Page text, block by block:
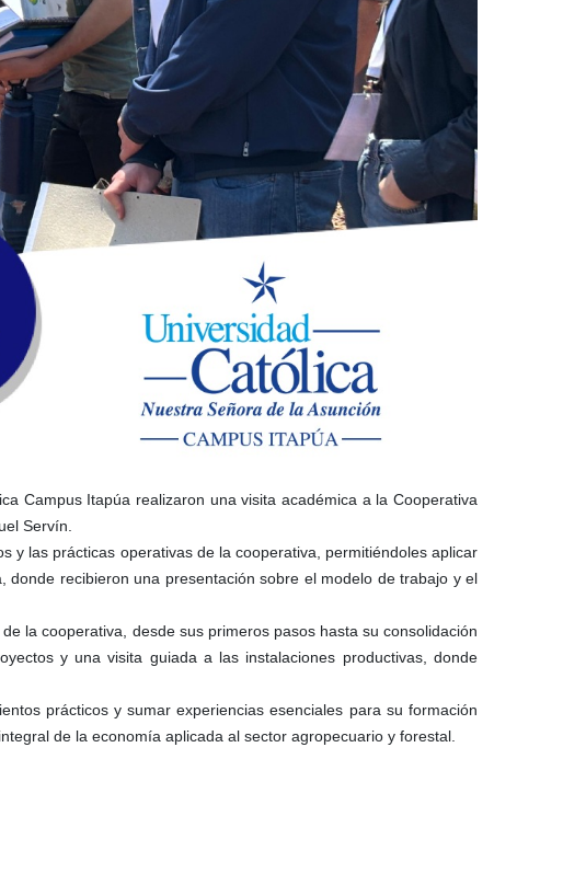
Campus Itapúa realizaron una visita académica a la Cooperativa
Servín.
y las prácticas operativas de la cooperativa, permitiéndoles aplicar
recibieron una presentación sobre el modelo de trabajo y el
la cooperativa, desde sus primeros pasos hasta su consolidación
y una visita guiada a las instalaciones productivas, donde
prácticos y sumar experiencias esenciales para su formación
de la economía aplicada al sector agropecuario y forestal.